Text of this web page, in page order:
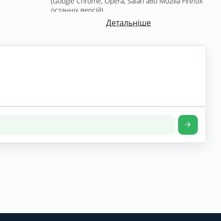
останніх версій).
Детальніше